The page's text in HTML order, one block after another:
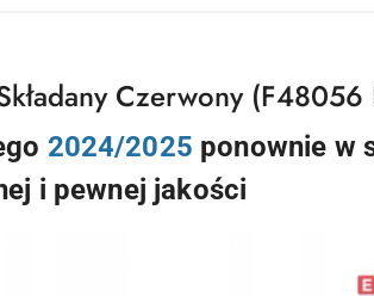
Czerwony (F48056
2024/2025 ponownie w
i pewnej jakości